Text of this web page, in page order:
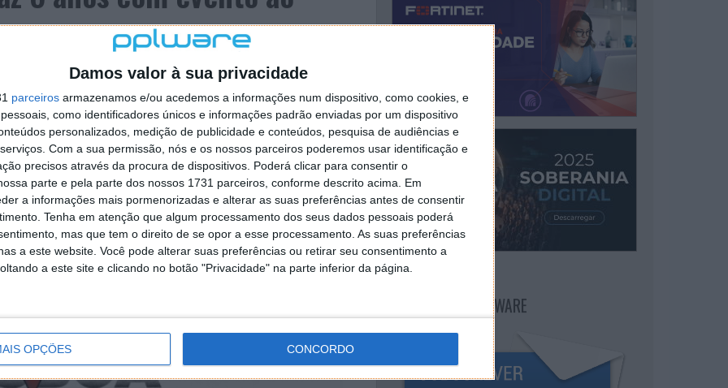
Damos valor à sua privacidade
parceiros armazenamos e/ou acedemos a informações num dispositivo, como cookies, e
como identificadores únicos e informações padrão enviadas por um dispositivo
personalizados, medição de publicidade e conteúdos, pesquisa de audiências e
Com a sua permissão, nós e os nossos parceiros poderemos usar identificação e
precisos através da procura de dispositivos. Poderá clicar para consentir o
parte e pela parte dos nossos 1731 parceiros, conforme descrito acima. Em
a informações mais pormenorizadas e alterar as suas preferências antes de consentir
Tenha em atenção que algum processamento dos seus dados pessoais poderá
mas que tem o direito de se opor a esse processamento. As suas preferências
a este website. Você pode alterar suas preferências ou retirar seu consentimento a
a este site e clicando no botão "Privacidade" na parte inferior da página.
OPÇÕES CONCORDO
3 COMENTÁRIOS
de 27.000 membros registados e completa, no
vários projetos relacionados com a programação,
e uma revista digital bimensal, denominada
irá organizar o seu 1º evento presencial em
evento égratuitoe a não perder!.
NEWSLETTER PPLWARE